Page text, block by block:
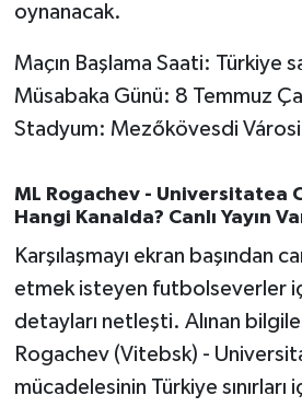
oynanacak.
Maçın Başlama Saati: Türkiye
Müsabaka Günü: 8 Temmuz
Stadyum: Mezőkövesdi
ML Rogachev - Universitatea
Hangi Kanalda? Canlı Yayın
Karşılaşmayı ekran başından
etmek isteyen futbolseverler
detayları netleşti. Alınan
Rogachev (Vitebsk) -
mücadelesinin Türkiye
SPOR
SÜRMANŞET
TARİHTE BUGÜN
TEKNOLOJİ
Trend
TÜRKİYE